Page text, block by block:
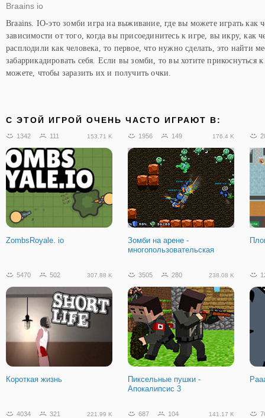
Braains io
Braains. IO-это зомби игра на выживание, где вы можете играть
зависимости от того, когда вы присоединитесь к игре, вы икру, как
расплодили как человека, то первое, что нужно сделать, это найти
забаррикадировать себя. Если вы зомби, то вы хотите прикоснуться
можете, чтобы заразить их и получить очки.
C ЭТОЙ ИГРОЙ ОЧЕНЬ ЧАСТО ИГРАЮТ В:
1342 111 153.71 K
ZombsRoyale. io
1956 149 176.4 K
Зомби на арене -
многопользовательская
5470 502 307.88 K
Короткая жизнь
3505 280 238.08 K
Пиксельные пушки -
Апокалипсис 3
4034 321 221.99 K 687 104 141.17 K